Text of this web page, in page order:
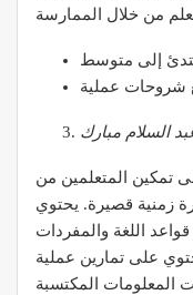
إلى متوسط
تمكين المتعلمين من
زمنية قصيرة. يحتوي
اللغة والمفردات
على تمارين عملية